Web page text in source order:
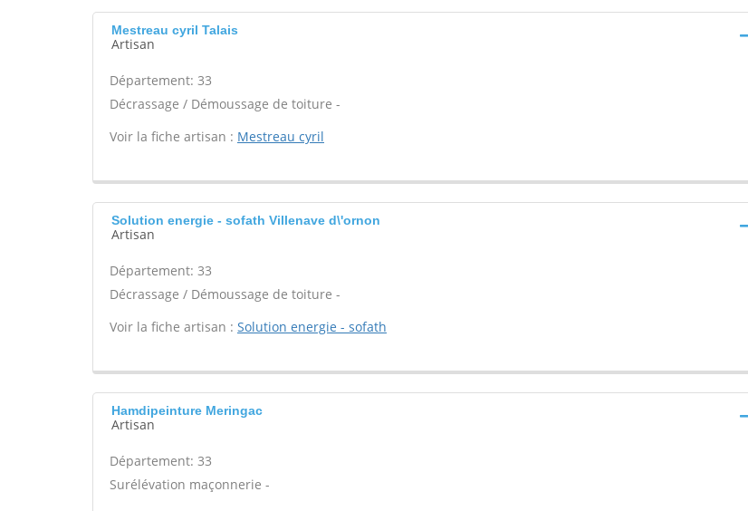
Mestreau cyril Talais
Artisan
Département: 33
Décrassage / Démoussage de toiture -
Voir la fiche artisan : Mestreau cyril
Solution energie - sofath Villenave d\'ornon
Artisan
Département: 33
Décrassage / Démoussage de toiture -
Voir la fiche artisan : Solution energie - sofath
Hamdipeinture Meringac
Artisan
Département: 33
Surélévation maçonnerie -